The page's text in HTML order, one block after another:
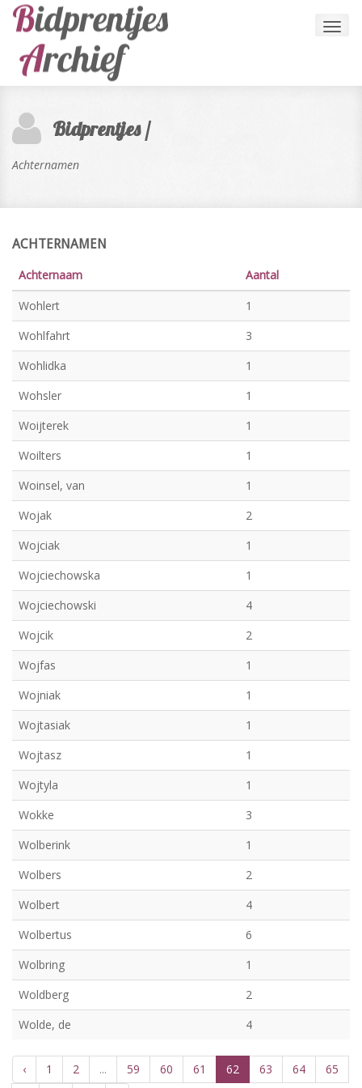
Bidprentjes /
Achternamen
ACHTERNAMEN
Achternaam
Aantal
Wohlert
1
Wohlfahrt
3
Wohlidka
1
Wohsler
1
Woijterek
1
Woilters
1
Woinsel, van
1
Wojak
2
Wojciak
1
Wojciechowska
1
Wojciechowski
4
Wojcik
2
Wojfas
1
Wojniak
1
Wojtasiak
1
Wojtasz
1
Wojtyla
1
Wokke
3
Wolberink
1
Wolbers
2
Wolbert
4
Wolbertus
6
Wolbring
1
Woldberg
2
Wolde, de
4
‹ 1 2 ... 59 60 61 62 63 64 65